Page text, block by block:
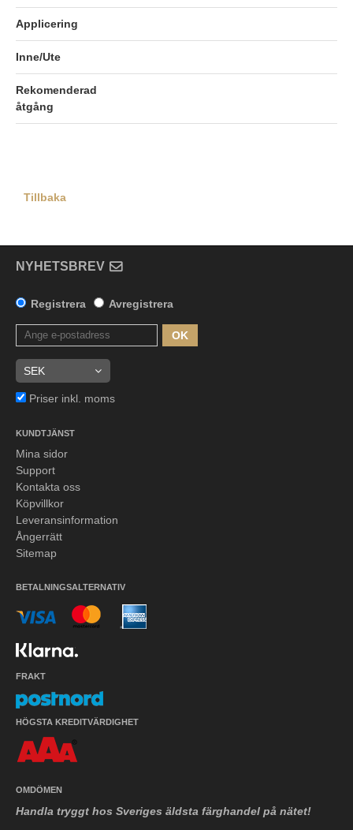
Applicering
Inne/Ute
Rekomenderad
åtgång
Tillbaka
NYHETSBREV
Registrera Avregistrera
OK
Priser inkl. moms
KUNDTJÄNST
Mina sidor
Support
Kontakta oss
Köpvillkor
Leveransinformation
Ångerrätt
Sitemap
BETALNINGSALTERNATIV
FRAKT
HÖGSTA KREDITVÄRDIGHET
OMDÖMEN
Handla tryggt hos Sveriges äldsta färghandel på nätet!